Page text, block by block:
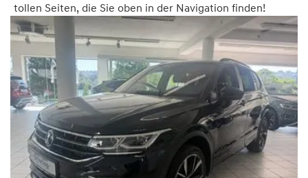
tollen Seiten, die Sie oben in der Navigation finden!